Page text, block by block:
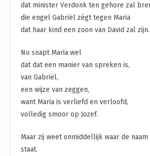
dat minister Verdonk ten gehore zal
die engel Gabriël zégt tegen Maria
dat haar kind een zoon van David zal zijn.
Nu snapt Maria wel
dat dat een manier van spreken is,
van Gabriël,
een wijze van zeggen,
want Maria is verliefd en verloofd,
volledig smoor op Jozef.
Maar zij weet onmiddellijk waar de naam
staat.